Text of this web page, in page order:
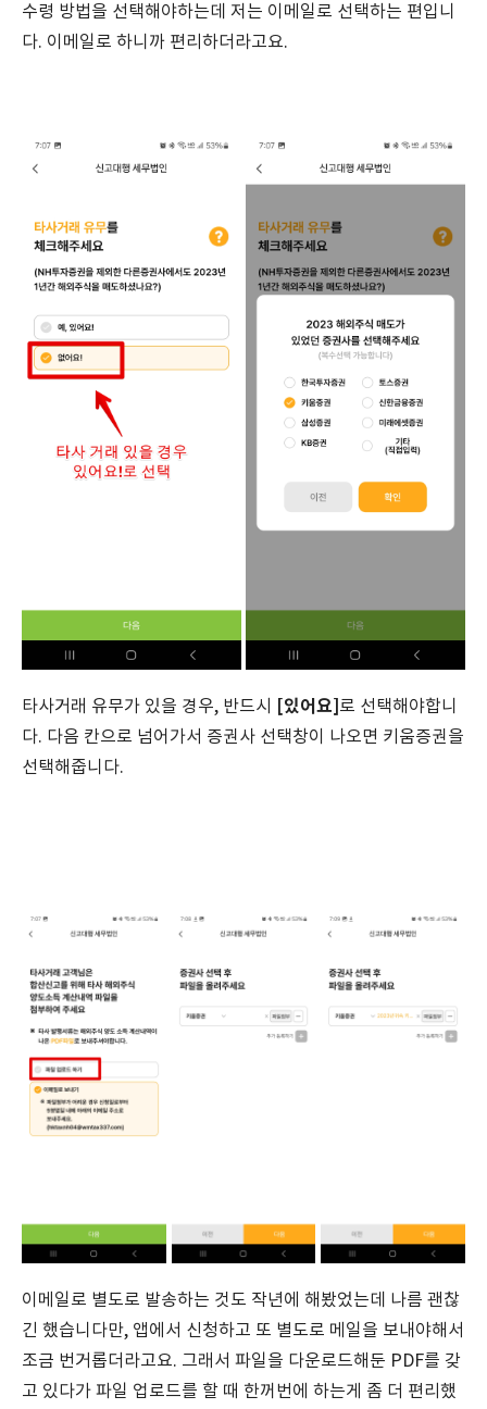
수령 방법을 선택해야하는데 저는 이메일로 선택하는 편입니
다. 이메일로 하니까 편리하더라고요.
타사거래 유무가 있을 경우, 반드시 [있어요] 로 선택해야합니
다. 다음 칸으로 넘어가서 증권사 선택창이 나오면 키움증권을
선택해줍니다.
이메일로 별도로 발송하는 것도 작년에 해봤었는데 나름 괜찮
긴 했습니다만, 앱에서 신청하고 또 별도로 메일을 보내야해서
조금 번거롭더라고요. 그래서 파일을 다운로드해둔 PDF를 갖
고 있다가 파일 업로드를 할 때 한꺼번에 하는게 좀 더 편리했